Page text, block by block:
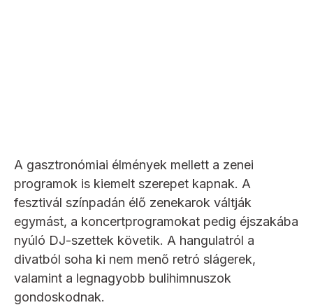
A gasztronómiai élmények mellett a zenei
programok is kiemelt szerepet kapnak. A
fesztivál színpadán élő zenekarok váltják
egymást, a koncertprogramokat pedig éjszakába
nyúló DJ-szettek követik. A hangulatról a
divatból soha ki nem menő retró slágerek,
valamint a legnagyobb bulihimnuszok
gondoskodnak.